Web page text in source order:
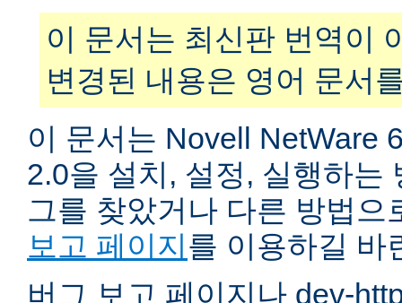
이 문서는 최신판 번역이
변경된 내용은 영어 문서
이 문서는 Novell NetWare
2.0을 설치, 설정, 실행하는
그를 찾았거나 다른 방법
보고 페이지를 이용하길 바
버그 보고 페이지나 dev-